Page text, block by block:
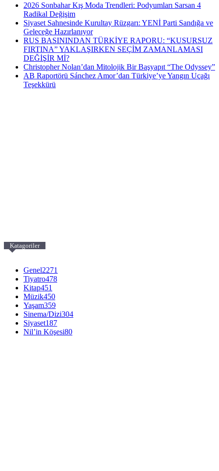
2026 Sonbahar Kış Moda Trendleri: Podyumları Sarsan 4
Radikal Değişim
Siyaset Sahnesinde Kurultay Rüzgarı: YENİ Parti Sandığa ve
Geleceğe Hazırlanıyor
RUS BASININDAN TÜRKİYE RAPORU: “KUSURSUZ
FIRTINA” YAKLAŞIRKEN SEÇİM ZAMANLAMASI
DEĞİŞİR Mİ?
Christopher Nolan’dan Mitolojik Bir Başyapıt “The Odyssey”
AB Raportörü Sánchez Amor’dan Türkiye’ye Yangın Uçağı
Teşekkürü
Katagoriler
Genel2271
Tiyatro478
Kitap451
Müzik450
Yaşam359
Sinema/Dizi304
Siyaset187
Nil’in Köşesi80